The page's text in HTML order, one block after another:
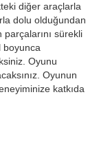
diğer araçlarla
dolu olduğundan
parçalarını sürekli
boyunca
Oyunu
Oyunun
katkıda